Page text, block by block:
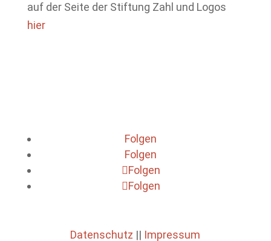
auf der Seite der Stiftung Zahl und Logos
hier
Folgen
Folgen
Folgen
Folgen
Datenschutz || Impressum